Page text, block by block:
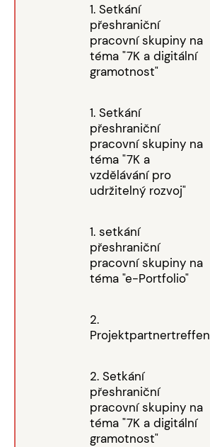
1. Setkání
přeshraniční
pracovní skupiny na
téma "7K a digitální
gramotnost"
1. Setkání
přeshraniční
pracovní skupiny na
téma "7K a
vzdělávání pro
udržitelný rozvoj"
1. setkání
přeshraniční
pracovní skupiny na
téma "e-Portfolio"
2.
Projektpartnertreffen
2. Setkání
přeshraniční
pracovní skupiny na
téma "7K a digitální
gramotnost"